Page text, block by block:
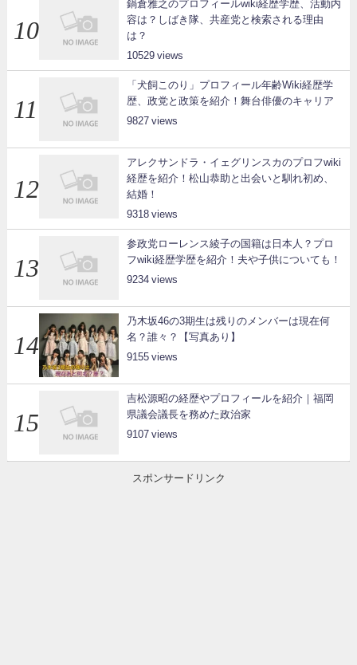
鍋倉雅之のプロフィールwiki経歴学歴、活動内
容は？しばき隊、共産党と検索される理由
は？
10529
「犬飼このり」プロフィール年齢Wiki経歴学
歴、政党と政策を紹介！舞台俳優のキャリア
9827
アレクサンドラ・イェグリンスカのプロフwiki
経歴を紹介！松山恭助と出会いと馴れ初め、
結婚！
9318
参政党ローレンス綾子の国籍は日本人？プロ
フwiki経歴学歴を紹介！夫や子供についても！
9234
乃木坂46の3期生は残りのメンバーは現在何
名？誰々？【写真あり】
9155
吉松源昭の経歴やプロフィールを紹介｜福岡
県議会議長を務めた政治家
9107
スポンサードリンク